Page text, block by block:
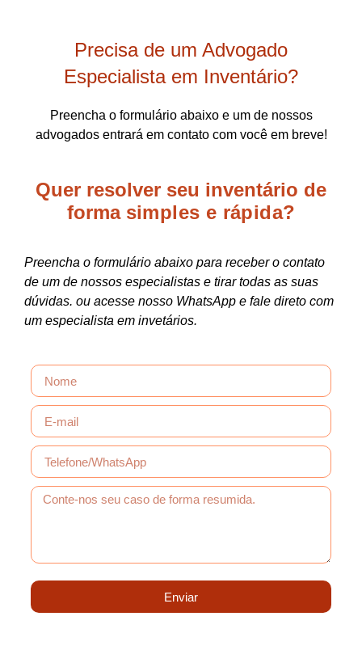
Precisa de um Advogado
Especialista em Inventário?
Preencha o formulário abaixo e um de nossos
advogados entrará em contato com você em breve!
Quer resolver seu inventário de
forma simples e rápida?
Preencha o formulário abaixo para receber o contato
de um de nossos especialistas e tirar todas as suas
dúvidas. ou acesse nosso WhatsApp e fale direto com
um especialista em invetários.
Enviar